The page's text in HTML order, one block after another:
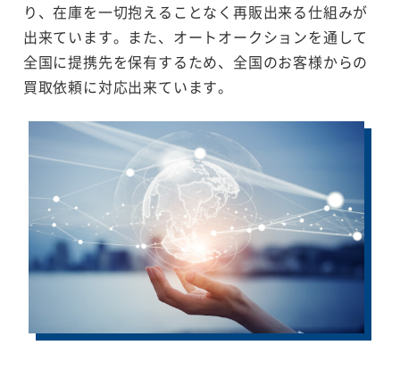
り、在庫を一切抱えることなく再販出来る仕組みが
出来ています。また、オートオークションを通して
全国に提携先を保有するため、全国のお客様からの
買取依頼に対応出来ています。